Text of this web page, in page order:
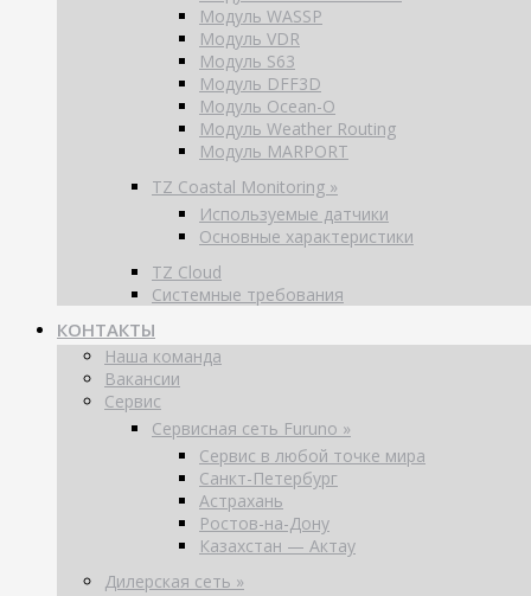
Модуль WASSP
Модуль VDR
Модуль S63
Модуль DFF3D
Модуль Ocean-O
Модуль Weather Routing
Модуль MARPORT
TZ Coastal Monitoring »
Используемые датчики
Основные характеристики
TZ Cloud
Системные требования
КОНТАКТЫ
Наша команда
Вакансии
Сервис
Сервисная сеть Furuno »
Сервис в любой точке мира
Санкт-Петербург
Астрахань
Ростов-на-Дону
Казахстан — Актау
Дилерская сеть »